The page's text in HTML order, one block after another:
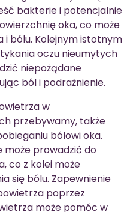
bakterie i potencjalnie
oka, co może
i bólu. Kolejnym istotnym
oczu nieumytych
niepożądane
ból i podrażnienie.
w
przebywamy, także
bólowi oka.
może prowadzić do
co z kolei może
się bólu. Zapewnienie
poprzez
może pomóc w